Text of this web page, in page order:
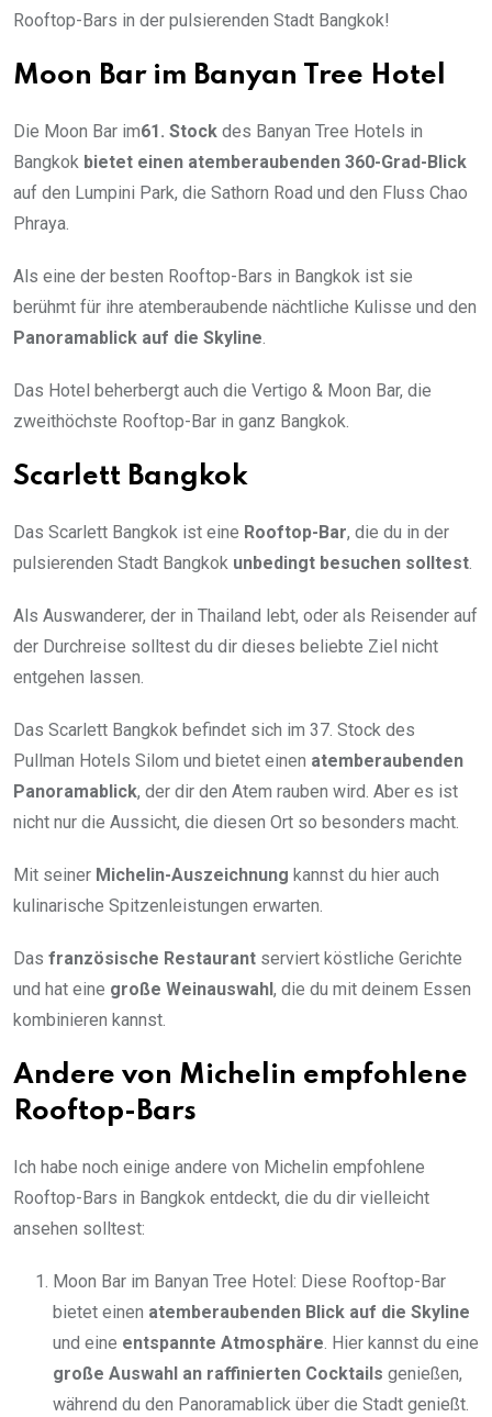
Rooftop-Bars in der pulsierenden Stadt Bangkok!
Moon Bar im Banyan Tree Hotel
Die Moon Bar im61. Stock des Banyan Tree Hotels in
Bangkok bietet einen atemberaubenden 360-Grad-Blick
auf den Lumpini Park, die Sathorn Road und den Fluss Chao
Phraya.
Als eine der besten Rooftop-Bars in Bangkok ist sie
berühmt für ihre atemberaubende nächtliche Kulisse und den
Panoramablick auf die Skyline.
Das Hotel beherbergt auch die Vertigo & Moon Bar, die
zweithöchste Rooftop-Bar in ganz Bangkok.
Scarlett Bangkok
Das Scarlett Bangkok ist eine Rooftop-Bar, die du in der
pulsierenden Stadt Bangkok unbedingt besuchen solltest.
Als Auswanderer, der in Thailand lebt, oder als Reisender auf
der Durchreise solltest du dir dieses beliebte Ziel nicht
entgehen lassen.
Das Scarlett Bangkok befindet sich im 37. Stock des
Pullman Hotels Silom und bietet einen atemberaubenden
Panoramablick, der dir den Atem rauben wird. Aber es ist
nicht nur die Aussicht, die diesen Ort so besonders macht.
Mit seiner Michelin-Auszeichnung kannst du hier auch
kulinarische Spitzenleistungen erwarten.
Das französische Restaurant serviert köstliche Gerichte
und hat eine große Weinauswahl, die du mit deinem Essen
kombinieren kannst.
Andere von Michelin empfohlene
Rooftop-Bars
Ich habe noch einige andere von Michelin empfohlene
Rooftop-Bars in Bangkok entdeckt, die du dir vielleicht
ansehen solltest:
Moon Bar im Banyan Tree Hotel: Diese Rooftop-Bar
bietet einen atemberaubenden Blick auf die Skyline
und eine entspannte Atmosphäre. Hier kannst du eine
große Auswahl an raffinierten Cocktails genießen,
während du den Panoramablick über die Stadt genießt.